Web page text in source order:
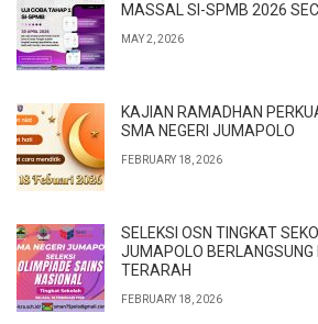
MASSAL SI-SPMB 2026
MAY 2, 2026
KAJIAN RAMADHAN
SMA NEGERI JUMAPOLO
FEBRUARY 18, 2026
SELEKSI OSN TINGKAT
JUMAPOLO BERLANGSUNG
TERARAH
FEBRUARY 18, 2026